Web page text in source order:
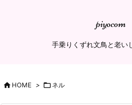
piyocom
手乗りくずれ文鳥と老い
HOME > ネル